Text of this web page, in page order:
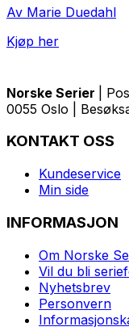
Av Marie Duedahl
Kjøp her
Norske Serier
|
0055 Oslo |
KONTAKT OSS
Kundeservice
Min side
INFORMASJON
Om Norske
Vil du bli
Nyhetsbrev
Personvern